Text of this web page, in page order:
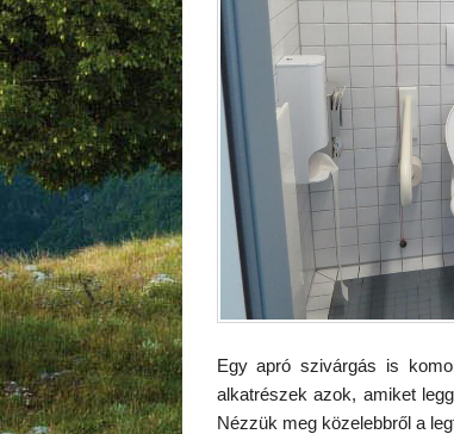
Egy apró szivárgás is
alkatrészek azok, amiket
Nézzük meg közelebbről a